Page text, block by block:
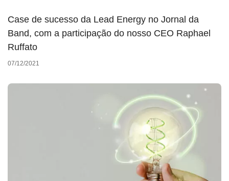
Case de sucesso da Lead Energy no Jornal da
Band, com a participação do nosso CEO Raphael
Ruffato
07/12/2021